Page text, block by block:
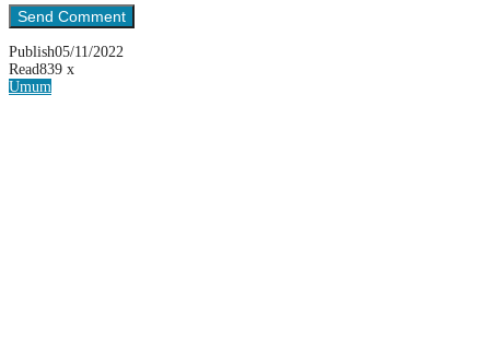
Publish05/11/2022
Read839 x
Umum